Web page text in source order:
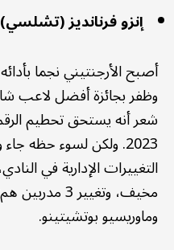
إنزو فرنانديز (تشلسي): 121 مليون
وظفر بجائزة أفضل لاعب
شعر أنه يستحق تحطيم
2023. ولكن لسوء حظه
التغييرات الإدارية في
مخيف، وتغيير
وماوريسيو بوتشيتينو.